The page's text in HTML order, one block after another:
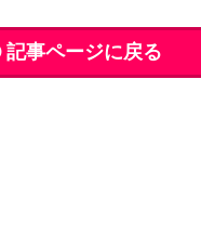
記事ページに戻る